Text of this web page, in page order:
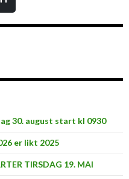
30. august start kl 0930
er likt 2025
TIRSDAG 19. MAI